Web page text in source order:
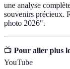
une analyse
souvenirs précieux.
photo 2026".
📺 Pour aller plus
YouTube